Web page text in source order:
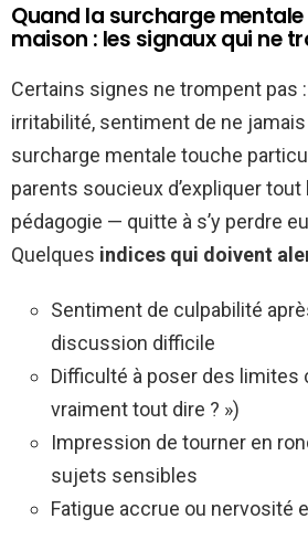
Quand la surcharge mentale
maison : les signaux qui ne
Certains signes ne trompent pas
irritabilité, sentiment de ne jamais
surcharge mentale touche
parents soucieux d’expliquer
pédagogie — quitte à s’y perdre
Quelques indices qui doivent
Sentiment de culpabilité
discussion difficile
Difficulté à poser des limites
vraiment tout dire ? »)
Impression de tourner en
sujets sensibles
Fatigue accrue ou nervosité